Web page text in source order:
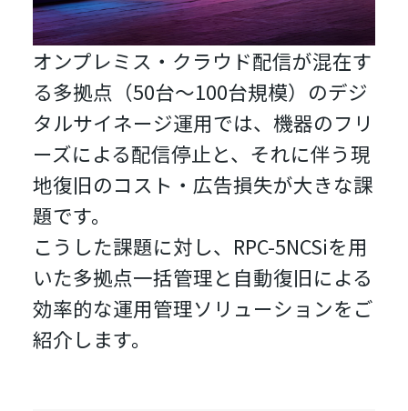
オンプレミス・クラウド配信が混在す
る多拠点（50台〜100台規模）のデジ
タルサイネージ運用では、機器のフリ
ーズによる配信停止と、それに伴う現
地復旧のコスト・広告損失が大きな課
題です。
こうした課題に対し、RPC-5NCSiを用
いた多拠点一括管理と自動復旧による
効率的な運用管理ソリューションをご
紹介します。